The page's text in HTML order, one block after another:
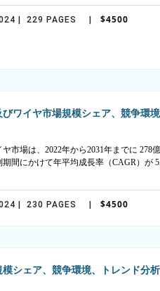
| 229 PAGES | $4500
ワイヤ市場規模シェア、競争環
市場は、2022年から2031年までに 278
間にかけて年平均成長率（CAGR）が
| 230 PAGES | $4500
シェア、競争環境、トレンド分